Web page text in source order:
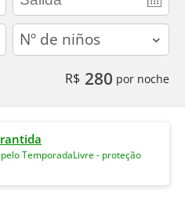
children
R$ 280 por noche
TemporadaLivre - proteção